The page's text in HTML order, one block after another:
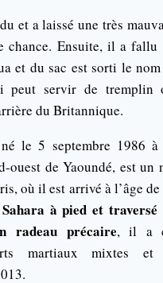
et a laissé une très
chance. Ensuite, il a fallu
et du sac est sorti le
peut servir de tremplin
du Britannique.
le 5 septembre 1986
ouest de Yaoundé, est un
où il est arrivé à l’âge de
à pied et
radeau précaire, il a
martiaux mixtes et